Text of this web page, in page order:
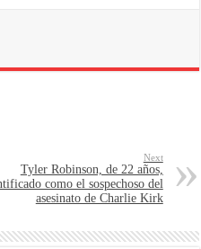
Next
Tyler Robinson, de 22 años,
como el sospechoso del
asesinato de Charlie Kirk